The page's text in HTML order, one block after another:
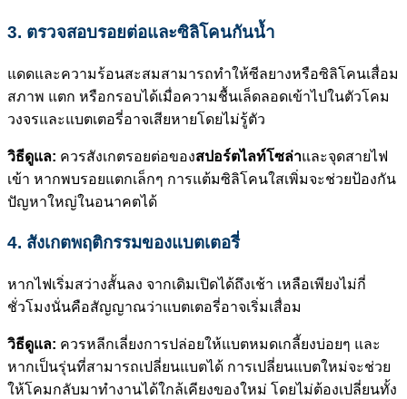
3. ตรวจสอบรอยต่อและซิลิโคนกันน้ำ
แดดและความร้อนสะสมสามารถทำให้ซีลยางหรือซิลิโคนเสื่อม
สภาพ แตก หรือกรอบได้เมื่อความชื้นเล็ดลอดเข้าไปในตัวโคม
วงจรและแบตเตอรี่อาจเสียหายโดยไม่รู้ตัว
วิธีดูแล: ควรสังเกตรอยต่อของสปอร์ตไลท์โซล่าและจุดสายไฟ
เข้า หากพบรอยแตกเล็กๆ การแต้มซิลิโคนใสเพิ่มจะช่วยป้องกัน
ปัญหาใหญ่ในอนาคตได้
4. สังเกตพฤติกรรมของแบตเตอรี่
หากไฟเริ่มสว่างสั้นลง จากเดิมเปิดได้ถึงเช้า เหลือเพียงไม่กี่
ชั่วโมงนั่นคือสัญญาณว่าแบตเตอรี่อาจเริ่มเสื่อม
วิธีดูแล: ควรหลีกเลี่ยงการปล่อยให้แบตหมดเกลี้ยงบ่อยๆ และ
หากเป็นรุ่นที่สามารถเปลี่ยนแบตได้ การเปลี่ยนแบตใหม่จะช่วย
ให้โคมกลับมาทำงานได้ใกล้เคียงของใหม่ โดยไม่ต้องเปลี่ยนทั้ง